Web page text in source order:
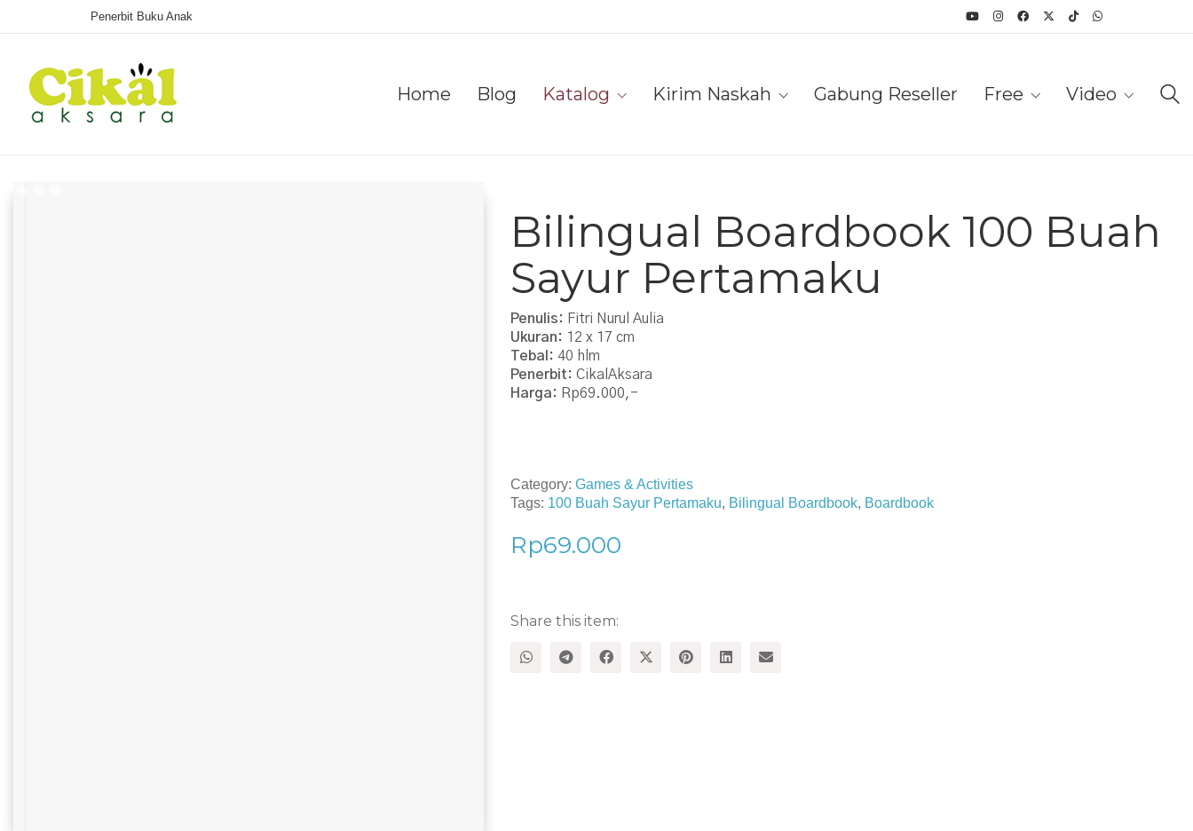
Penerbit Buku Anak
Home Blog Katalog Kirim Naskah Gabung Reseller Free Video
Bilingual Boardbook 100 Buah
Sayur Pertamaku
Penulis: Fitri Nurul Aulia
Ukuran: 12 x 17 cm
Tebal: 40 hlm
Penerbit: CikalAksara
Harga: Rp69.000,-
Category: Games & Activities
Tags: 100 Buah Sayur Pertamaku, Bilingual Boardbook, Boardbook
Rp69.000
Share this item: